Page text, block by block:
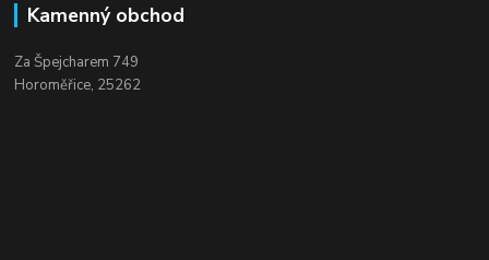
Kamenný obchod
Za Špejcharem 749
Horoměřice, 25262